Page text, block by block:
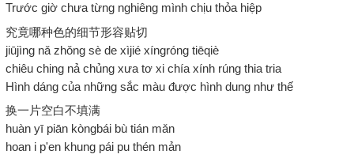
Trước giờ chưa từng nghiêng mình chịu thỏa hiệp
究竟哪种色的细节形容贴切
jiūjìng nǎ zhǒng sè de xìjié xíngróng tiēqiè
chiêu ching nả chủng xưa tơ xi chía xính rúng thia tria
Hình dáng của những sắc màu được hình dung như thế
换一片空白不填满
huàn yī piān kòngbái bù tián mǎn
hoan i p'en khung pái pu thén mản